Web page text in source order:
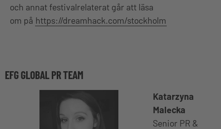
och annat festivalrelaterat går att läsa
om på https://dreamhack.com/stockholm
EFG GLOBAL PR TEAM
Katarzyna
Malecka
Senior PR &